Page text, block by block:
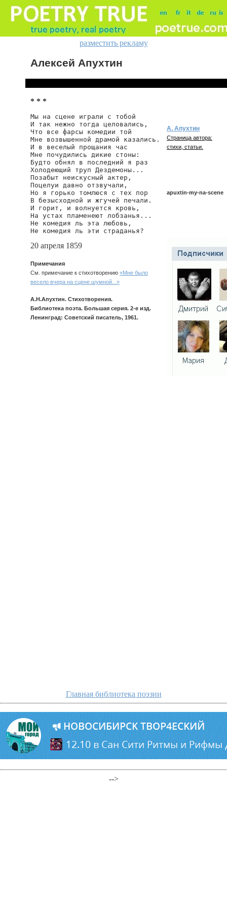
разместить рекламу
Алексей Апухтин
* * *
Мы на сцене играли с тобой
И так нежно тогда целовались,
Что все фарсы комедии той
Мне возвышенной драмой казались.
И в веселый прощания час
Мне почудились дикие стоны:
Будто обнял в последний я раз
Холодеющий труп Дездемоны...
Позабыт неискусный актер,
Поцелуи давно отзвучали,
Но я горько томлюся с тех пор
В безысходной и жгучей печали.
И горит, и волнуется кровь,
На устах пламенеют лобзанья...
Не комедия ль эта любовь,
Не комедия ль эти страданья?
20 апреля 1859
Примечания
См. примечание к стихотворению «Мне было
весело вчера на сцене шумной...»
А.Н.Апухтин. Стихотворения.
Библиотека поэта. Большая серия. 2-е изд.
Ленинград: Советский писатель, 1961.
А. Апухтин
Страница автора:
стихи, статьи.
apuxtin-my-na-scene
Главная библиотека поэзии
-->